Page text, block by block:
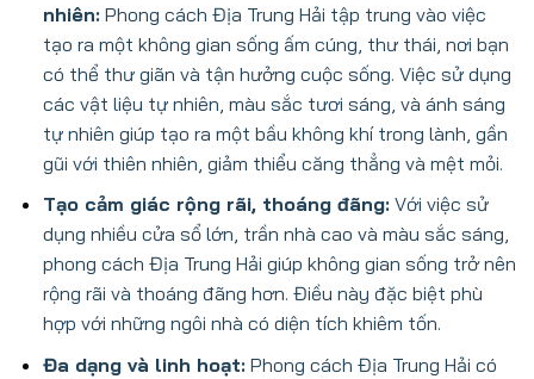
nhiên:Phong cách Địa Trung Hải tập trung vào việc
tạo ra một không gian sống ấm cúng, thư thái, nơi bạn
có thể thư giãn và tận hưởng cuộc sống. Việc sử dụng
các vật liệu tự nhiên, màu sắc tươi sáng, và ánh sáng
tự nhiên giúp tạo ra một bầu không khí trong lành, gần
gũi với thiên nhiên, giảm thiểu căng thẳng và mệt mỏi.
Tạo cảm giác rộng rãi, thoáng đãng:Với việc sử
dụng nhiều cửa sổ lớn, trần nhà cao và màu sắc sáng,
phong cách Địa Trung Hải giúp không gian sống trở nên
rộng rãi và thoáng đãng hơn. Điều này đặc biệt phù
hợp với những ngôi nhà có diện tích khiêm tốn.
Đa dạng và linh hoạt:Phong cách Địa Trung Hải có